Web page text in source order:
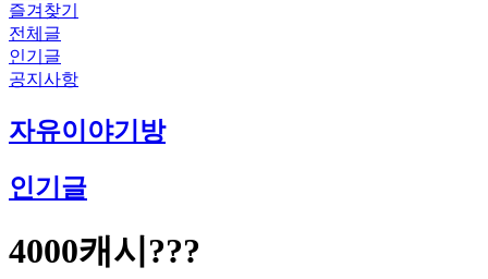
즐겨찾기
전체글
인기글
공지사항
자유이야기방
인기글
4000캐시???